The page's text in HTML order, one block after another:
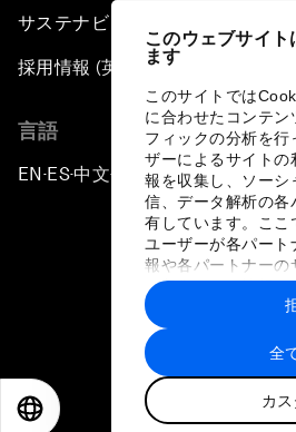
このウェブサイ
ます
このサイトでは
に合わせたコンテン
フィックの分析を行
ザーによるサイトの
報を収集し、ソーシ
信、データ解析の各
有しています。ここ
ユーザーが各パー
報や各パートナーの
に収集された情報
トナーによって使用
す。
全
カ
サステナビリティへの取り組み
採用情報 (英語のみ)
言語
EN ▪ ES▪中文▪ 日本語
プライバシーポリシ
サイトマッ
©
世界経済フ